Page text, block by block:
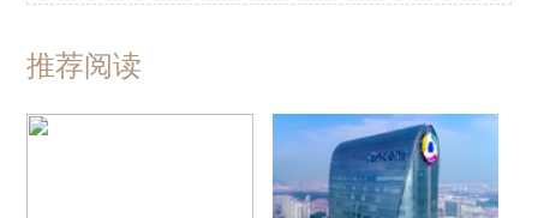
推荐阅读